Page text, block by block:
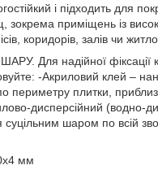
і підходить для
зокрема приміщень із
коридорів, залів чи
Для надійної фіксації
-Акриловий клей –
периметру плитки,
дисперсійний (водно-
суцільним шаром по всій
мм